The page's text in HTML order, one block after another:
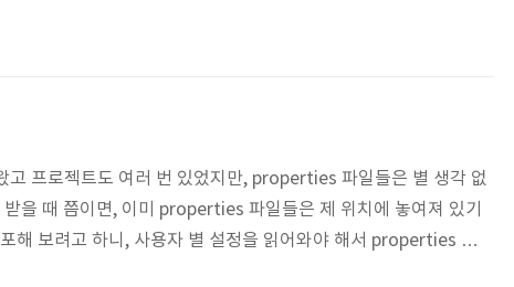
컴파일에 비해 빌드는 실행할 수 있는 소프트웨어로 변환하는 과
프로젝트도 여러 번 있었지만, properties 파일들은 별 생각 없
을 때 쯤이면, 이미 properties 파일들은 제 위치에 놓여져 있기
해 보려고 하니, 사용자 별 설정을 읽어와야 해서 properties 에
레임웍이 만들어지고 하다보니, 기본적인 것보다는 만들어 진